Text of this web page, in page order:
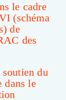
le cadre
(schéma
de
des
du
dans le